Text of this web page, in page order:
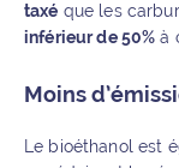
taxé que les
inférieur de 50% à
Moins
Le bioéthanol est